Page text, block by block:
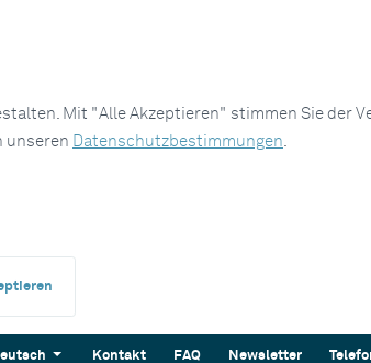
Mit "Alle Akzeptieren" stimmen Sie der
unseren Datenschutzbestimmungen.
Kontakt FAQ Newsletter